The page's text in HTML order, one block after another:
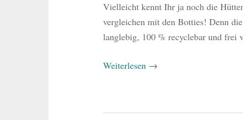
Vielleicht kennt Ihr ja noch die
vergleichen mit den Botties! Denn
langlebig, 100 % recyclebar und frei
Weiterlesen →